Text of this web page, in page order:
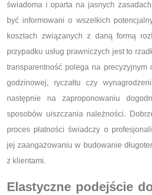
świadoma i oparta na jasnych
być informowani o wszelkich
kosztach związanych z daną formą
przypadku usług prawniczych jest to
transparentność polega na precyzyjnym
godzinowej, ryczałtu czy
następnie na zaproponowaniu
sposobów uiszczania należności.
proces płatności świadczy o
jej zaangażowaniu w budowanie
z klientami.
Elastyczne podejście